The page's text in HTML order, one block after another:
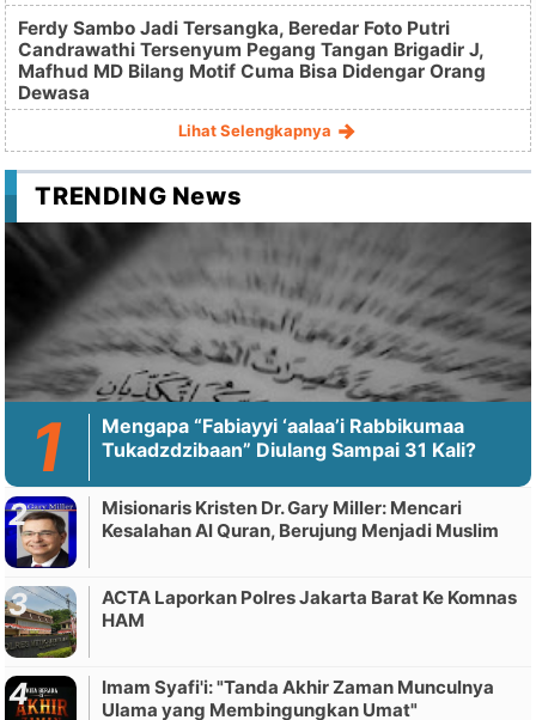
Ferdy Sambo Jadi Tersangka, Beredar Foto Putri
Candrawathi Tersenyum Pegang Tangan Brigadir J,
Mafhud MD Bilang Motif Cuma Bisa Didengar Orang
Dewasa
Lihat Selengkapnya
TRENDING News
Mengapa “Fabiayyi ‘aalaa’i Rabbikumaa
Tukadzdzibaan” Diulang Sampai 31 Kali?
Misionaris Kristen Dr. Gary Miller: Mencari
Kesalahan Al Quran, Berujung Menjadi Muslim
ACTA Laporkan Polres Jakarta Barat Ke Komnas
HAM
Imam Syafi'i: "Tanda Akhir Zaman Munculnya
Ulama yang Membingungkan Umat"